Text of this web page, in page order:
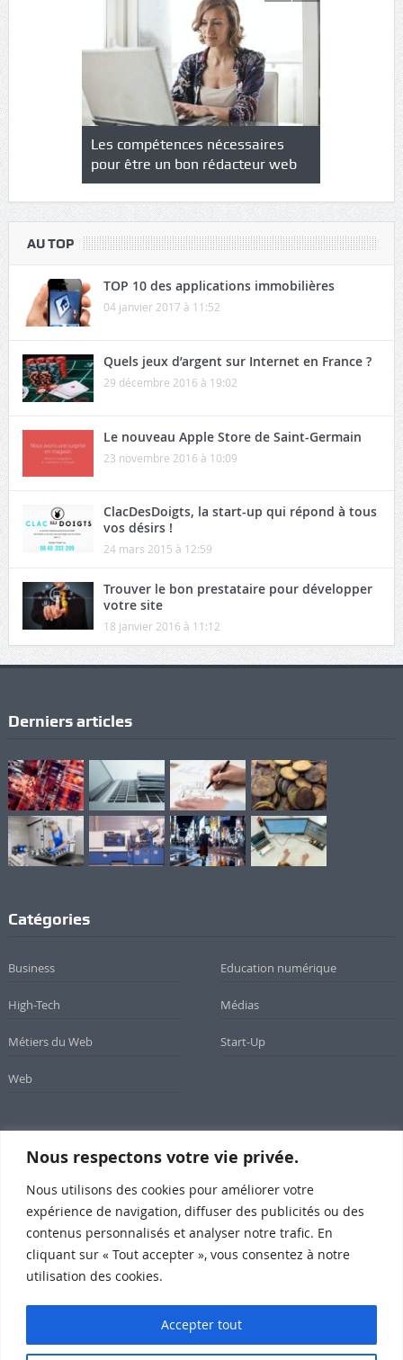
Nous respectons votre vie privée.
Nous utilisons des cookies pour améliorer votre
expérience de navigation, diffuser des publicités ou des
contenus personnalisés et analyser notre trafic. En
cliquant sur « Tout accepter », vous consentez à notre
utilisation des cookies.
Accepter tout
: un
Les compétences nécessaires
pour être un bon rédacteur web
AU TOP
TOP 10 des applications immobilières
04 janvier 2017 à 11:52
Quels jeux d’argent sur Internet en France ?
29 décembre 2016 à 19:02
Le nouveau Apple Store de Saint-Germain
23 novembre 2016 à 10:09
ClacDesDoigts, la start-up qui répond à tous
vos désirs !
24 mars 2015 à 12:59
Trouver le bon prestataire pour développer
votre site
18 janvier 2016 à 11:12
Derniers articles
Catégories
Business Education numérique
High-Tech Médias
Métiers du Web Start-Up
Web
Newsletter
Inscrivez-vous à notre newsletter